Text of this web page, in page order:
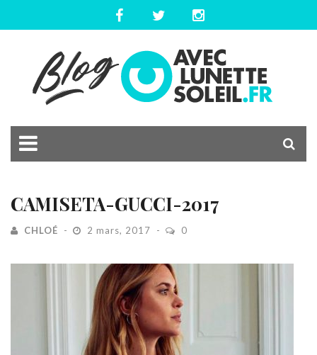
CAMISETA-GUCCI-2017
CHLOÉ 2 mars, 2017 0